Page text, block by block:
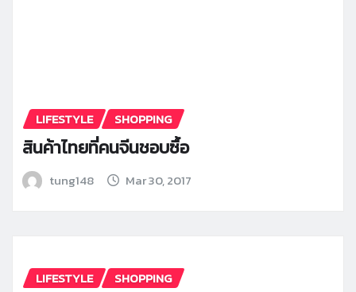
LIFESTYLE SHOPPING
สินค้าไทยที่คนจีนชอบซื้อ
tung148 Mar 30, 2017
LIFESTYLE SHOPPING